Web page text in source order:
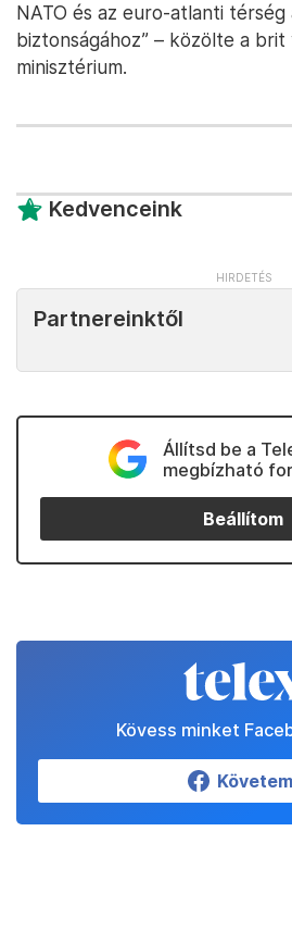
NATO és az euro-atlanti térség
biztonságához” – közölte a brit
minisztérium.
Kedvenceink
Partnereinktől
Állítsd be a
megbízható
Beállítom
Kövess minket